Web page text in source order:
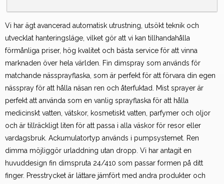
Vi har ägt avancerad automatisk utrustning, utsökt teknik och
utvecklat hanteringsläge, vilket gör att vi kan tillhandahålla
förmånliga priser, hög kvalitet och bästa service för att vinna
marknaden över hela världen. Fin dimspray som används för
matchande nässprayflaska, som är perfekt för att förvara din egen
nässpray för att hålla näsan ren och återfuktad. Mist sprayer är
perfekt att använda som en vanlig sprayflaska för att hålla
medicinskt vatten, vätskor, kosmetiskt vatten, parfymer och oljor
och är tillräckligt liten för att passa i alla väskor för resor eller
vardagsbruk. Ackumulatortyp används i pumpsystemet. Ren
dimma möjliggör urladdning utan dropp. Vi har antagit en
huvuddesign fin dimspruta 24/410 som passar formen på ditt
finger. Presstrycket är lättare jämfört med andra produkter och